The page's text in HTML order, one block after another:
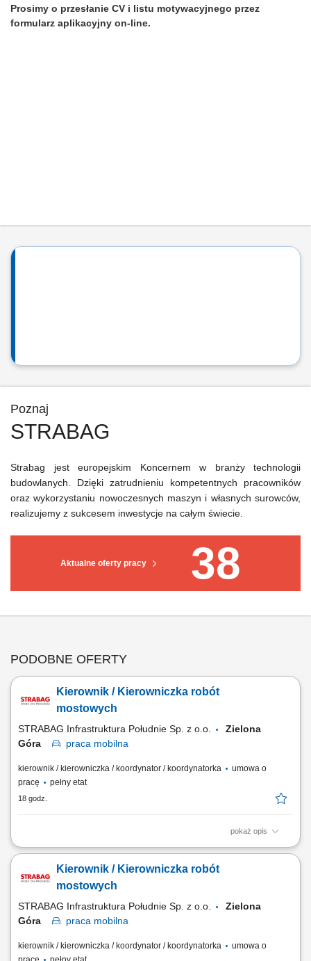
Prosimy o przesłanie CV i listu motywacyjnego przez
formularz aplikacyjny on-line.
Poznaj
STRABAG
Aktualne oferty pracy 38
Strabag jest europejskim Koncernem w branży technologii
budowlanych. Dzięki zatrudnieniu kompetentnych pracowników
oraz wykorzystaniu nowoczesnych maszyn i własnych surowców,
realizujemy z sukcesem inwestycje na całym świecie.
PODOBNE OFERTY
Kierownik / Kierowniczka robót
mostowych
STRABAG Infrastruktura Południe Sp. z o.o.
Zielona
Góra
praca mobilna
kierownik / kierowniczka / koordynator / koordynatorka
umowa o
pracę
pełny etat
18 godz.
pokaż opis
Miejsce pracy: Zielona Góra, województwo lubuskie Co jest dla nas
Kierownika Robót, prowadzenie robót mostowych będzie dodatkowym
atutem; znajomość przepisów prawa budowlanego, przepisów BHP;
Kierownik / Kierowniczka robót
mostowych
STRABAG Infrastruktura Południe Sp. z o.o.
Zielona
Góra
praca mobilna
kierownik / kierowniczka / koordynator / koordynatorka
umowa o